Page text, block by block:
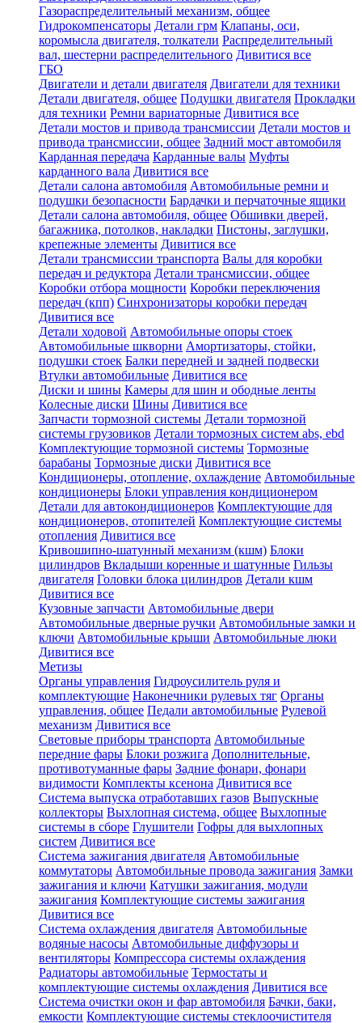
Газораспределительный механизм, общее
Гидрокомпенсаторы Детали грм Клапаны, оси,
коромысла двигателя, толкатели Распределительный
вал, шестерни распределительного Дивитися все
ГБО
Двигатели и детали двигателя Двигатели для техники
Детали двигателя, общее Подушки двигателя Прокладки
для техники Ремни вариаторные Дивитися все
Детали мостов и привода трансмиссии Детали мостов и
привода трансмиссии, общее Задний мост автомобиля
Карданная передача Карданные валы Муфты
карданного вала Дивитися все
Детали салона автомобиля Автомобильные ремни и
подушки безопасности Бардачки и перчаточные ящики
Детали салона автомобиля, общее Обшивки дверей,
багажника, потолков, накладки Пистоны, заглушки,
крепежные элементы Дивитися все
Детали трансмиссии транспорта Валы для коробки
передач и редуктора Детали трансмиссии, общее
Коробки отбора мощности Коробки переключения
передач (кпп) Синхронизаторы коробки передач
Дивитися все
Детали ходовой Автомобильные опоры стоек
Автомобильные шкворни Амортизаторы, стойки,
подушки стоек Балки передней и задней подвески
Втулки автомобильные Дивитися все
Диски и шины Камеры для шин и ободные ленты
Колесные диски Шины Дивитися все
Запчасти тормозной системы Детали тормозной
системы грузовиков Детали тормозных систем abs, ebd
Комплектующие тормозной системы Тормозные
барабаны Тормозные диски Дивитися все
Кондиционеры, отопление, охлаждение Автомобильные
кондиционеры Блоки управления кондиционером
Детали для автокондиционеров Комплектующие для
кондиционеров, отопителей Комплектующие системы
отопления Дивитися все
Кривошипно-шатунный механизм (кшм) Блоки
цилиндров Вкладыши коренные и шатунные Гильзы
двигателя Головки блока цилиндров Детали кшм
Дивитися все
Кузовные запчасти Автомобильные двери
Автомобильные дверные ручки Автомобильные замки и
ключи Автомобильные крыши Автомобильные люки
Дивитися все
Метизы
Органы управления Гидроусилитель руля и
комплектующие Наконечники рулевых тяг Органы
управления, общее Педали автомобильные Рулевой
механизм Дивитися все
Световые приборы транспорта Автомобильные
передние фары Блоки розжига Дополнительные,
противотуманные фары Задние фонари, фонари
видимости Комплекты ксенона Дивитися все
Система выпуска отработавших газов Выпускные
коллекторы Выхлопная система, общее Выхлопные
системы в сборе Глушители Гофры для выхлопных
систем Дивитися все
Система зажигания двигателя Автомобильные
коммутаторы Автомобильные провода зажигания Замки
зажигания и ключи Катушки зажигания, модули
зажигания Комплектующие системы зажигания
Дивитися все
Система охлаждения двигателя Автомобильные
водяные насосы Автомобильные диффузоры и
вентиляторы Компрессора системы охлаждения
Радиаторы автомобильные Термостаты и
комплектующие системы охлаждения Дивитися все
Система очистки окон и фар автомобиля Бачки, баки,
емкости Комплектующие системы стеклоочистителя